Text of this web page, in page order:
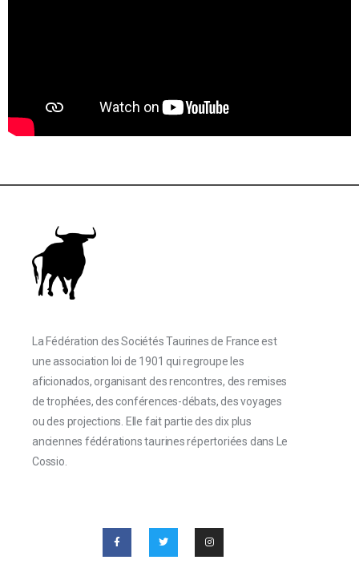
La Fédération des Sociétés Taurines de France est
une association loi de 1901 qui regroupe les
aficionados, organisant des rencontres, des remises
de trophées, des conférences-débats, des voyages
ou des projections. Elle fait partie des dix plus
anciennes fédérations taurines répertoriées dans Le
Cossio.